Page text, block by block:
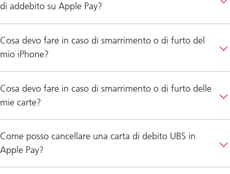
di addebito su Apple Pay?
Cosa devo fare in caso di smarrimento o di furto del
mio iPhone?
Cosa devo fare in caso di smarrimento o di furto delle
mie carte?
Come posso cancellare una carta di debito UBS in
Apple Pay?